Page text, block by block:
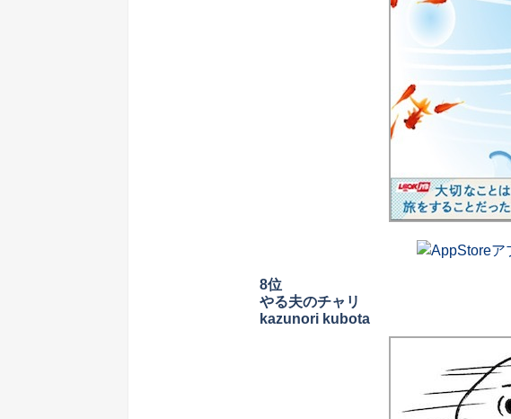
8位
やる夫のチャリ
kazunori kubota